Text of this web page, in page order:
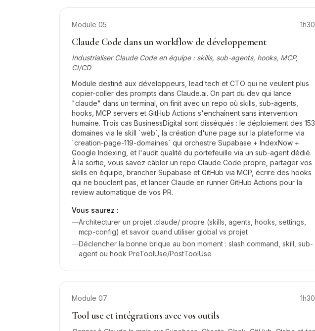
Module 05 1h30
Claude Code dans un workflow de développement
Industrialiser Claude Code en équipe : skills, sub-agents, hooks, MCP,
CI/CD
Module destiné aux développeurs, lead tech et CTO qui ne veulent plus
copier-coller des prompts dans Claude.ai. On part du dev qui lance
"claude" dans un terminal, on finit avec un repo où skills, sub-agents,
hooks, MCP servers et GitHub Actions s'enchaînent sans intervention
humaine. Trois cas BusinessDigital sont disséqués : le déploiement des 153
domaines via le skill `web`, la création d'une page sur la plateforme via
`creation-page-119-domaines` qui orchestre Supabase + IndexNow +
Google Indexing, et l'audit qualité du portefeuille via un sub-agent dédié.
À la sortie, vous savez câbler un repo Claude Code propre, partager vos
skills en équipe, brancher Supabase et GitHub via MCP, écrire des hooks
qui ne bouclent pas, et lancer Claude en runner GitHub Actions pour la
review automatique de vos PR.
Vous saurez :
—Architecturer un projet .claude/ propre (skills, agents, hooks, settings,
mcp-config) et savoir quand utiliser global vs projet
—Déclencher la bonne brique au bon moment : slash command, skill, sub-
agent ou hook PreToolUse/PostToolUse
Module 07 1h30
Tool use et intégrations avec vos outils